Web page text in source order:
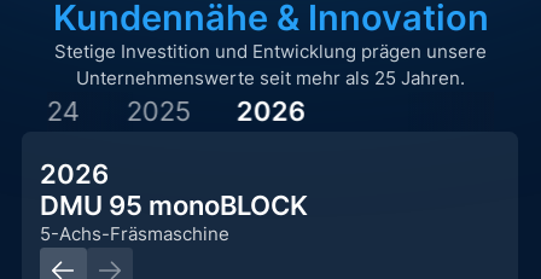
Kundennähe & Innovation
Stetige Investition und Entwicklung prägen unsere
Unternehmenswerte seit mehr als 25 Jahren.
2024 2025 2026
2026
DMU 95 monoBLOCK
5-Achs-Fräsmaschine